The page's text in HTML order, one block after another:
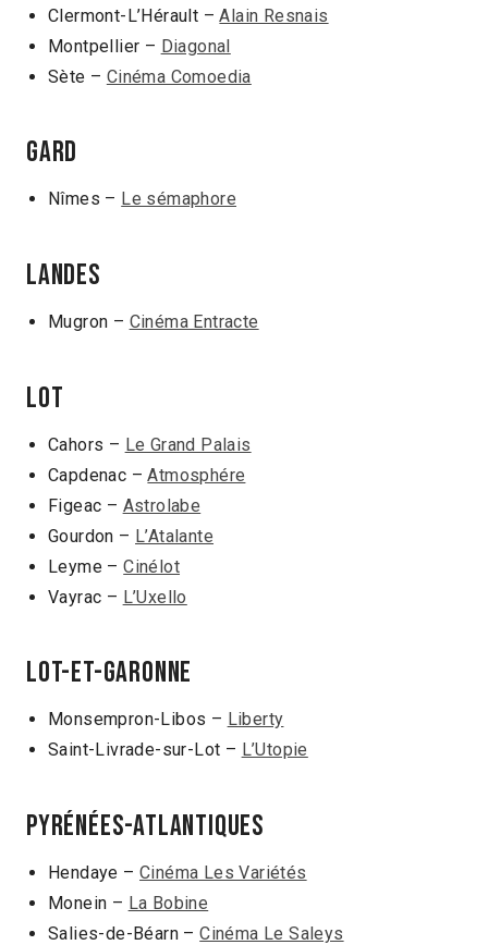
Clermont-L’Hérault –Alain Resnais
Montpellier – Diagonal
Sète – Cinéma Comoedia
GARD
Nîmes – Le sémaphore
LANDES
Mugron – Cinéma Entracte
LOT
Cahors – Le Grand Palais
Capdenac –Atmosphére
Figeac – Astrolabe
Gourdon – L’Atalante
Leyme –Cinélot
Vayrac – L’Uxello
LOT-ET-GARONNE
Monsempron-Libos – Liberty
Saint-Livrade-sur-Lot – L’Utopie
PYRÉNÉES-ATLANTIQUES
Hendaye –Cinéma Les Variétés
Monein – La Bobine
Salies-de-Béarn –Cinéma Le Saleys